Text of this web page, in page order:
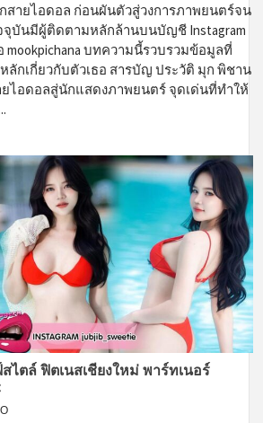
สายไอดอล ก่อนผันตัวสู่วงการภาพยนตร์จน
จุบันมีผู้ติดตามหลักล้านบนบัญชี Instagram
บทความนี้รวบรวมข้อมูลที่
ลักเกี่ยวกับตัวเธอ สารบัญ ประวัติ มุก พิชาน
ยไอดอลสู่นักแสดงภาพยนตร์ จุดเด่นที่ทำให้
ไตล์ ฟิตเนสเชียงใหม่ พาร์ทเนอร์